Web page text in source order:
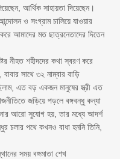
আর্থিক সাহায়তা দিয়েছেন।
ও সংগ্রাম চালিয়ে যাওয়ার
আমাদের মত ছাত্রনেতাদের দিতেন
নীহত শহীদদের কথা স্বরণ করে
সাথে ৩২ নাম্বার বাড়ি
এত বড় একজন মানুষের স্ত্রী এত
জড়িয়ে পড়লে বঙ্গবন্ধু কন্যা
আরো সুযোগ হয়, তার মধ্যে আদর্শ
চলার পথে কখনও বাধা হননি তিনি,
সময় বঙ্গমাতা শেখ